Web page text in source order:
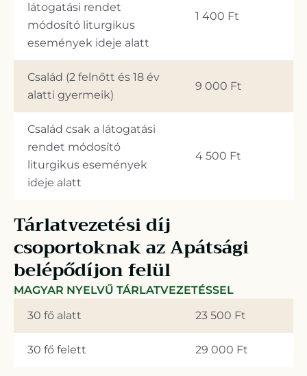
látogatási rendet
módosító liturgikus
események ideje alatt
1 400 Ft
Család (2 felnőtt és 18 év
alatti gyermeik)
9 000 Ft
Család csak a látogatási
rendet módosító
liturgikus események
ideje alatt
4 500 Ft
Tárlatvezetési díj
csoportoknak az Apátsági
belépődíjon felül
MAGYAR NYELVŰ TÁRLATVEZETÉSSEL
30 fő alatt
23 500 Ft
30 fő felett 29 000 Ft